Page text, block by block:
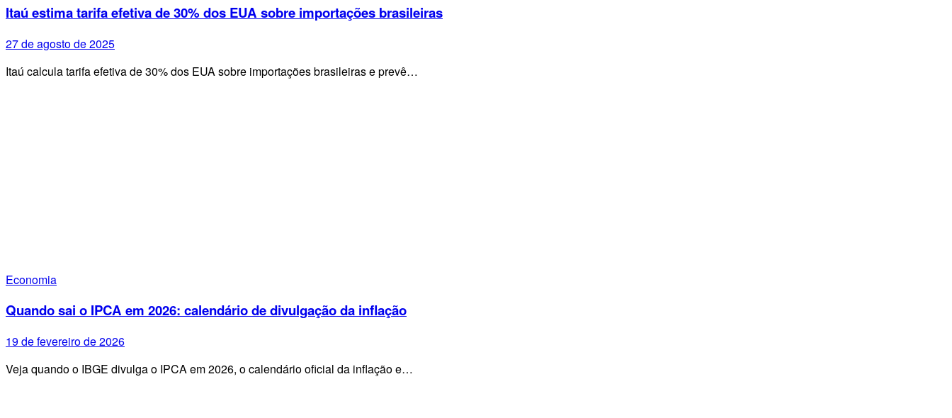
Itaú estima tarifa efetiva de 30% dos EUA sobre importações brasileiras
27 de agosto de 2025
Itaú calcula tarifa efetiva de 30% dos EUA sobre importações brasileiras e prevê…
Economia
Quando sai o IPCA em 2026: calendário de divulgação da inflação
19 de fevereiro de 2026
Veja quando o IBGE divulga o IPCA em 2026, o calendário oficial da inflação e…